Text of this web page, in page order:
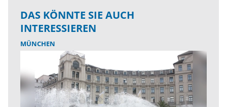
DAS KÖNNTE SIE AUCH
INTERESSIEREN
MÜNCHEN